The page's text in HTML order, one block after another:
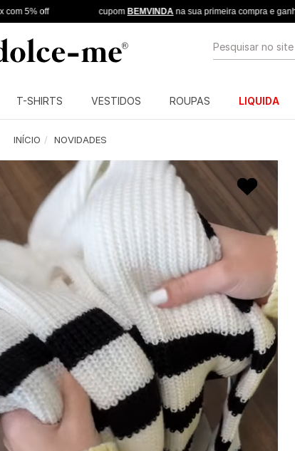
cupom BEMVINDAna sua primeira compra e ganhe 10% off
T-SHIRTS VESTIDOS ROUPAS LIQUIDA
INÍCIO NOVIDADES